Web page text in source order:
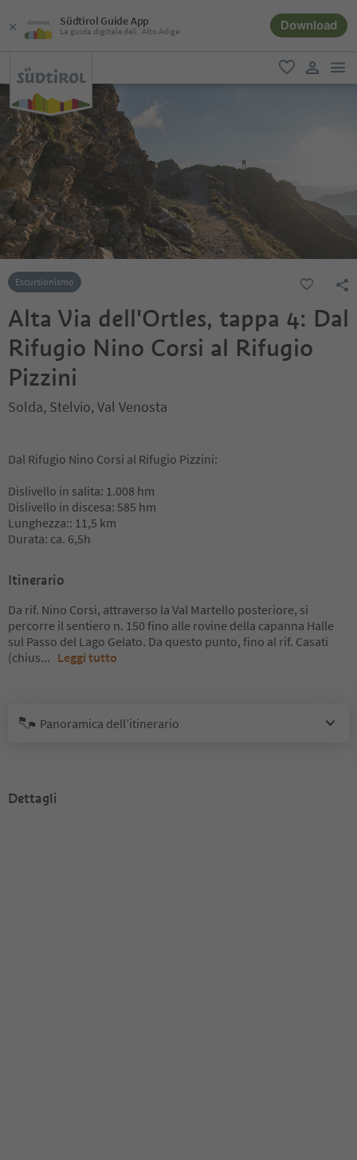
Südtirol Guide App
La guida digitale dell´Alto Adige Download
favoriti
user link
Escursionismo
Alta Via dell'Ortles, tappa 4: Dal
Rifugio Nino Corsi al Rifugio
Pizzini
Solda, Stelvio, Val Venosta
Dal Rifugio Nino Corsi al Rifugio Pizzini:
Dislivello in salita: 1.008 hm
Dislivello in discesa: 585 hm
Lunghezza:: 11,5 km
Durata: ca. 6,5h
Itinerario
Da rif. Nino Corsi, attraverso la Val Martello posteriore, si
percorre il sentiero n. 150 fino alle rovine della capanna Halle
sul Passo del Lago Gelato. Da questo punto, fino al rif. Casati
(chius... Leggi tutto
Panoramica dell’itinerario
Dettagli